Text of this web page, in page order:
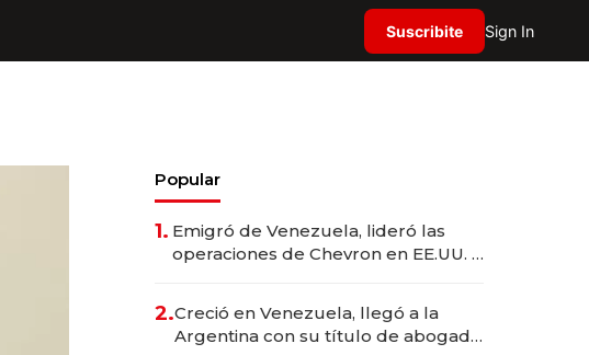
Suscribite Sign In
Popular
1. Emigró de Venezuela, lideró las
operaciones de Chevron en EE.UU. y
2.Creció en Venezuela, llegó a la
Argentina con su título de abogado